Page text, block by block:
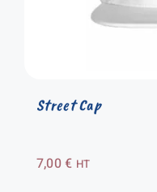
Street Cap
7,00€ HT